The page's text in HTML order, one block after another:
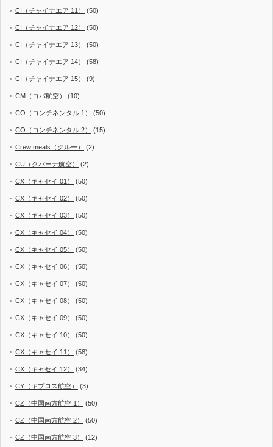
CI（チャイナエア 11） (50)
CI（チャイナエア 12） (50)
CI（チャイナエア 13） (50)
CI（チャイナエア 14） (58)
CI（チャイナエア 15） (9)
CM（コパ航空） (10)
CO（コンチネンタル 1） (50)
CO（コンチネンタル 2） (15)
Crew meals（クルー） (2)
CU（クバーナ航空） (2)
CX（キャセイ 01） (50)
CX（キャセイ 02） (50)
CX（キャセイ 03） (50)
CX（キャセイ 04） (50)
CX（キャセイ 05） (50)
CX（キャセイ 06） (50)
CX（キャセイ 07） (50)
CX（キャセイ 08） (50)
CX（キャセイ 09） (50)
CX（キャセイ 10） (50)
CX（キャセイ 11） (58)
CX（キャセイ 12） (34)
CY（キプロス航空） (3)
CZ（中国南方航空 1） (50)
CZ（中国南方航空 2） (50)
CZ（中国南方航空 3） (12)